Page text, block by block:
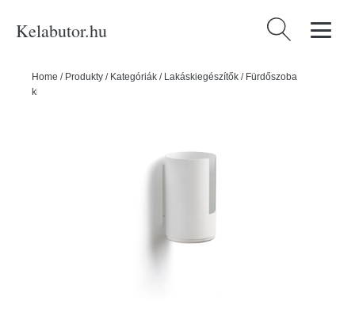
Kelabutor.hu Keresés:
Home / Produkty / Kategóriák / Lakáskiegészítők / Fürdőszoba
kiegészítők